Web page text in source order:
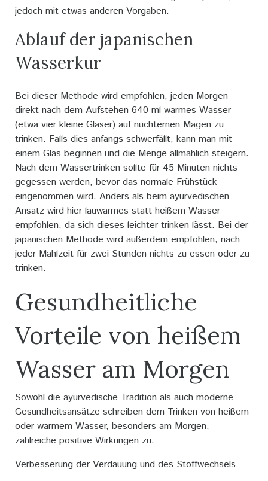
jedoch mit etwas anderen Vorgaben.
Ablauf der japanischen
Wasserkur
Bei dieser Methode wird empfohlen, jeden Morgen
direkt nach dem Aufstehen 640 ml warmes Wasser
(etwa vier kleine Gläser) auf nüchternen Magen zu
trinken. Falls dies anfangs schwerfällt, kann man mit
einem Glas beginnen und die Menge allmählich steigern.
Nach dem Wassertrinken sollte für 45 Minuten nichts
gegessen werden, bevor das normale Frühstück
eingenommen wird. Anders als beim ayurvedischen
Ansatz wird hier lauwarmes statt heißem Wasser
empfohlen, da sich dieses leichter trinken lässt. Bei der
japanischen Methode wird außerdem empfohlen, nach
jeder Mahlzeit für zwei Stunden nichts zu essen oder zu
trinken.
Gesundheitliche
Vorteile von heißem
Wasser am Morgen
Sowohl die ayurvedische Tradition als auch moderne
Gesundheitsansätze schreiben dem Trinken von heißem
oder warmem Wasser, besonders am Morgen,
zahlreiche positive Wirkungen zu.
Verbesserung der Verdauung und des Stoffwechsels